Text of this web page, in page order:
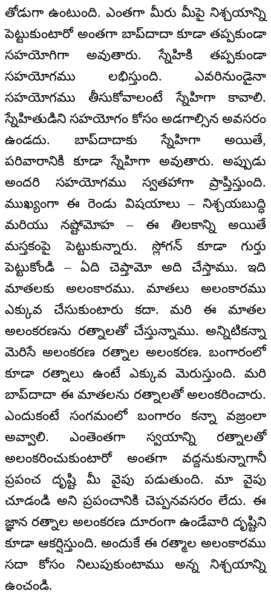
తోడుగా ఉంటుంది. ఎంతగా మీరు మీపై నిశ్చయాన్ని
పెట్టుకుంటారో అంతగా బాప్‌దాదా కూడా తప్పకుండా
సహయోగిగా అవుతారు. స్నేహికి తప్పకుండా
సహయోగము లభిస్తుంది. ఎవరినుండైనా
సహయోగము తీసుకోవాలంటే స్నేహిగా కావాలి.
స్నేహితుడిని సహయోగం కోసం అడగాల్సిన అవసరం
ఉండదు. బాప్‌దాదాకు స్నేహిగా అయితే,
పరివారానికి కూడా స్నేహిగా అవుతారు. అప్పుడు
అందరి సహయోగము స్వతహాగా ప్రాప్తిస్తుంది.
ముఖ్యంగా ఈ రెండు విషయాలు – నిశ్చయబుద్ధి
మరియు నష్టోమోహ – ఈ తిలకాన్ని అయితే
మస్తకంపై పెట్టుకున్నారు. స్లోగన్ కూడా గుర్తు
పెట్టుకోండి – ఏది చెప్తామో అది చేస్తాము. ఇది
మాతలకు అలంకారము. మాతలు అలంకారము
ఎక్కువ చేసుకుంటారు కదా. మరి ఈ మాతల
అలంకరణను రత్నాలతో చేస్తున్నాము. అన్నిటికన్నా
మెరిసే అలంకరణ రత్నాల అలంకరణ. బంగారంలో
కూడా రత్నాలు ఉంటే ఎక్కువ మెరుస్తుంది. మరి
బాప్‌దాదా ఈ మాతలను రత్నాలతో అలంకరించారు.
ఎందుకంటే సంగమంలో బంగారం కన్నా వజ్రంలా
అవ్వాలి. ఎంతెంతగా స్వయాన్ని రత్నాలతో
అలంకరించుకుంటారో అంతగా వద్దనుకున్నాగానీ
ప్రపంచ దృష్టి మీ వైపు పడుతుంది. మా వైపు
చూడండి అని ప్రపంచానికి చెప్పనవసరం లేదు. ఈ
జ్ఞాన రత్నాల అలంకరణ దూరంగా ఉండేవారి దృష్టిని
కూడా ఆకర్షిస్తుంది. అందుకే ఈ రత్మాల అలంకారము
సదా కోసం నిలుపుకుంటాము అన్న నిశ్చయాన్ని
ఉంచండి.